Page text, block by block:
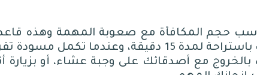
حجم المكافأة مع صعوبة المهمة وهذه
لمدة
دقيقة، وعندما تكمل مسودة
مع أصدقائك على وجبة عشاء، أو بزيارة